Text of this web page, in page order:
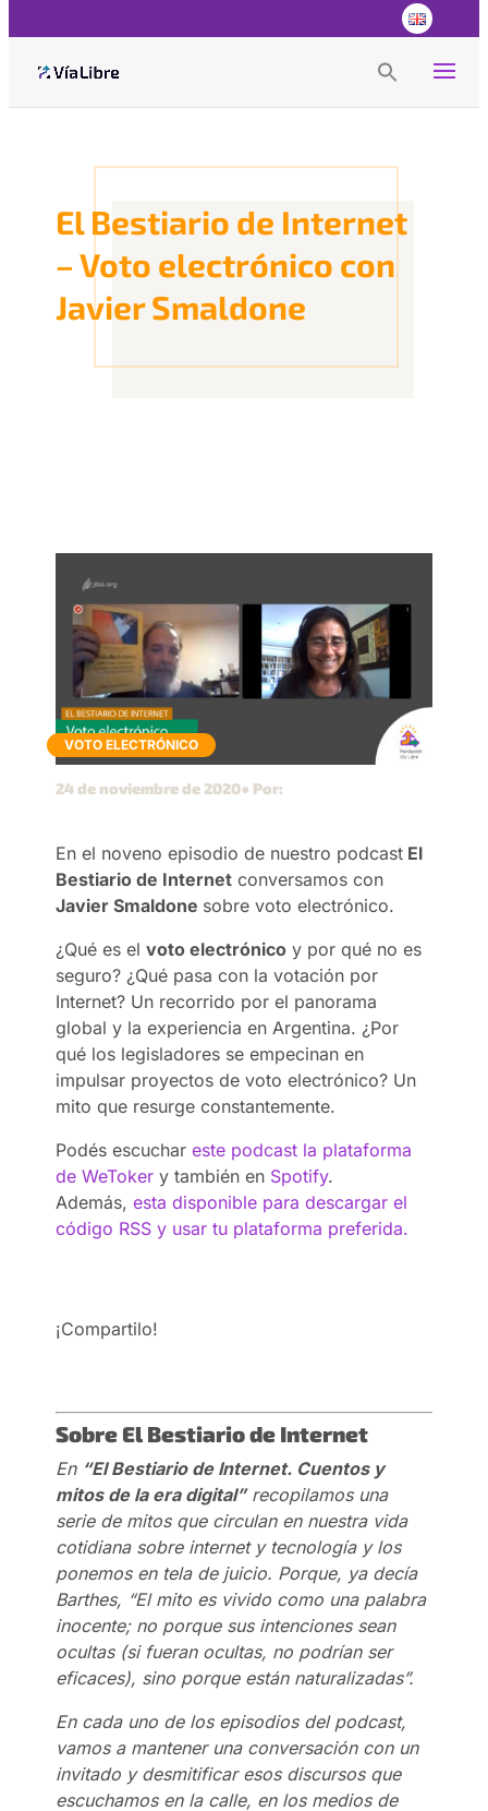
Search Button
El Bestiario de Internet
– Voto electrónico con
Javier Smaldone
VOTO ELECTRÓNICO
24 de noviembre de 2020● Por:
En el noveno episodio de nuestro podcast El
Bestiario de Internet conversamos con
Javier Smaldone sobre voto electrónico.
¿Qué es elvoto electrónico y por qué no es
seguro? ¿Qué pasa con la votación por
Internet? Un recorrido por el panorama
global y la experiencia en Argentina. ¿Por
qué los legisladores se empecinan en
impulsar proyectos de voto electrónico? Un
mito que resurge constantemente.
Podés escuchareste podcast la plataforma
de WeToker y también en Spotify.
Además,esta disponible para descargar el
código RSS y usar tu plataforma preferida.
¡Compartilo!
Sobre El Bestiario de Internet
En “El Bestiario de Internet. Cuentos y
mitos de la era digital”recopilamos una
serie de mitos que circulan en nuestra vida
cotidiana sobre internet y tecnología y los
ponemos en tela de juicio. Porque, ya decía
Barthes, “El mito es vivido como una palabra
inocente; no porque sus intenciones sean
ocultas (si fueran ocultas, no podrían ser
eficaces), sino porque están naturalizadas”.
En cada uno de los episodios del podcast,
vamos a mantener una conversación con un
invitado y desmitificar esos discursos que
escuchamos en la calle, en los medios de